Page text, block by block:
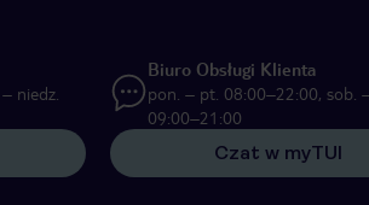
niedz.
Biuro Obsługi Klienta
pon. – pt. 08:00–22:00, sob.
09:00–21:00
Czat w myTUI